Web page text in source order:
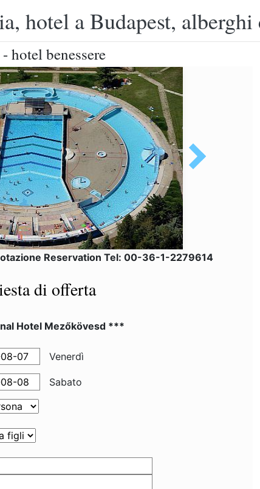
hotel a Budapest, alberghi
hotel benessere
Reservation Tel: 00-36-1-2279614
di offerta
Hotel Mezőkövesd ***
Venerdì
Sabato